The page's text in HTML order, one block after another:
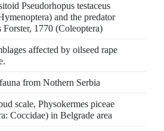
Pseudorhopus testaceus
and the predator
1770 (Coleoptera)
affected by oilseed rape
from Nothern Serbia
scale, Physokermes piceae
Coccidae) in Belgrade area